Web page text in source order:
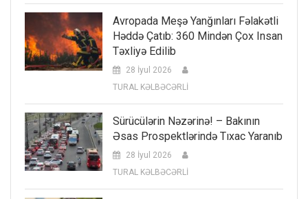
Avropada Meşə Yanğınları Fəlakətli
Həddə Çatıb: 360 Mindən Çox Insan
Təxliyə Edilib
28 İyul 2026
TURAL KƏLBƏCƏRLİ
Sürücülərin Nəzərinə! – Bakının
Əsas Prospektlərində Tıxac Yaranıb
28 İyul 2026
TURAL KƏLBƏCƏRLİ